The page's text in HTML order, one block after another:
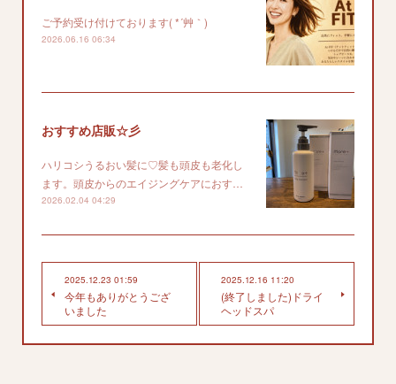
ご予約受け付けております( *´艸｀)
2026.06.16 06:34
おすすめ店販☆彡
ハリコシうるおい髪に♡髪も頭皮も老化し
ます。頭皮からのエイジングケアにおす…
2026.02.04 04:29
2025.12.23 01:59
今年もありがとうござ
いました
2025.12.16 11:20
(終了しました)ドライ
ヘッドスパ